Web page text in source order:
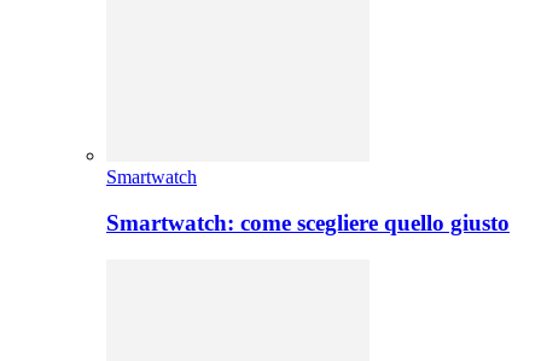
Smartwatch
Smartwatch: come scegliere quello giusto